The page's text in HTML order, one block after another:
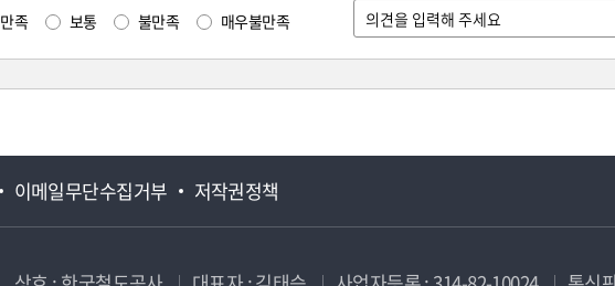
만족 보통 불만족 매우불만족
이메일무단수집거부 저작권정책